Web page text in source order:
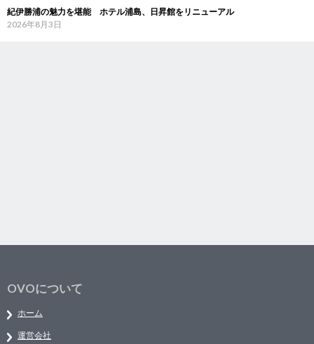
紀伊勝浦の魅力を堪能 ホテル浦島、日昇館をリニューアル
2026年8月3日
OVOについて
ホーム
運営会社